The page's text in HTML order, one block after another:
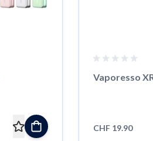
Vaporesso
CHF 19.90